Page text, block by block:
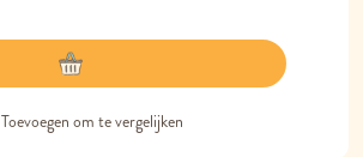
Toevoegen om te vergelijken